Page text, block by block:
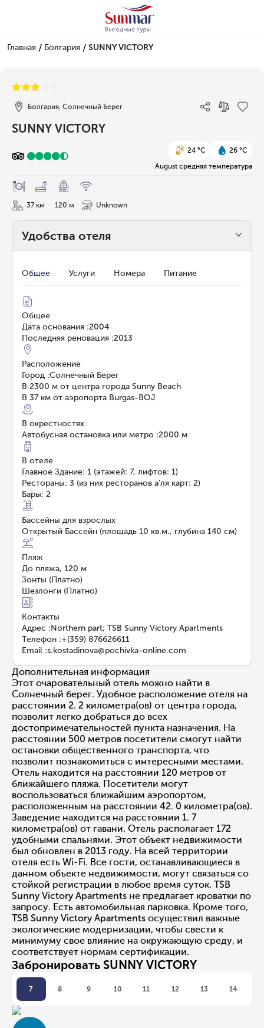
Главная / Болгария / SUNNY VICTORY
Болгария, Солнечный Берег
SUNNY VICTORY
24 °C
26 °C
August средняя температура
37 км 120 м Unknown
Удобства отеля
Общее Услуги Номера Питание
Общее
Дата основания :2004
Последняя реновация :2013
Расположение
Город :Солнечный Берег
В 2300 м от центра города Sunny Beach
В 37 км от аэропорта Burgas-BOJ
В окрестностях
Автобусная остановка или метро :2000 м
В отеле
Главное Здание: 1 (этажей: 7, лифтов: 1)
Рестораны: 3 (из них ресторанов а’ля карт: 2)
Бары: 2
Бассейны для взрослых
Открытый Бассейн (площадь 10 кв.м., глубина 140 см)
Пляж
До пляжа, 120 м
Зонты (Платно)
Шезлонги (Платно)
Контакты
Адрес :Northern part; TSB Sunny Victory Apartments
Телефон :+(359) 876626611
Email :s.kostadinova@pochivka-online.com
Дополнительная информация
Этот очаровательный отель можно найти в
Солнечный берег. Удобное расположение отеля на
расстоянии 2. 2 километра(ов) от центра города,
позволит легко добраться до всех
достопримечательностей пункта назначения. На
расстоянии 500 метров посетители смогут найти
остановки общественного транспорта, что
позволит познакомиться с интересными местами.
Отель находится на расстоянии 120 метров от
ближайшего пляжа. Посетители могут
воспользоваться ближайшим аэропортом,
расположенным на расстоянии 42. 0 километра(ов).
Заведение находится на расстоянии 1. 7
километра(ов) от гавани. Отель располагает 172
удобными спальнями. Этот объект недвижимости
был обновлен в 2013 году. На всей территории
отеля есть Wi-Fi. Все гости, останавливающиеся в
данном объекте недвижимости, могут связаться со
стойкой регистрации в любое время суток. TSB
Sunny Victory Apartments не предлагает кроватки по
запросу. Есть автомобильная парковка. Кроме того,
TSB Sunny Victory Apartments осуществил важные
экологические модернизации, чтобы свести к
минимуму свое влияние на окружающую среду, и
соответствует нормам сертификации.
Забронировать SUNNY VICTORY
7 8 9 10 11 12 13 14